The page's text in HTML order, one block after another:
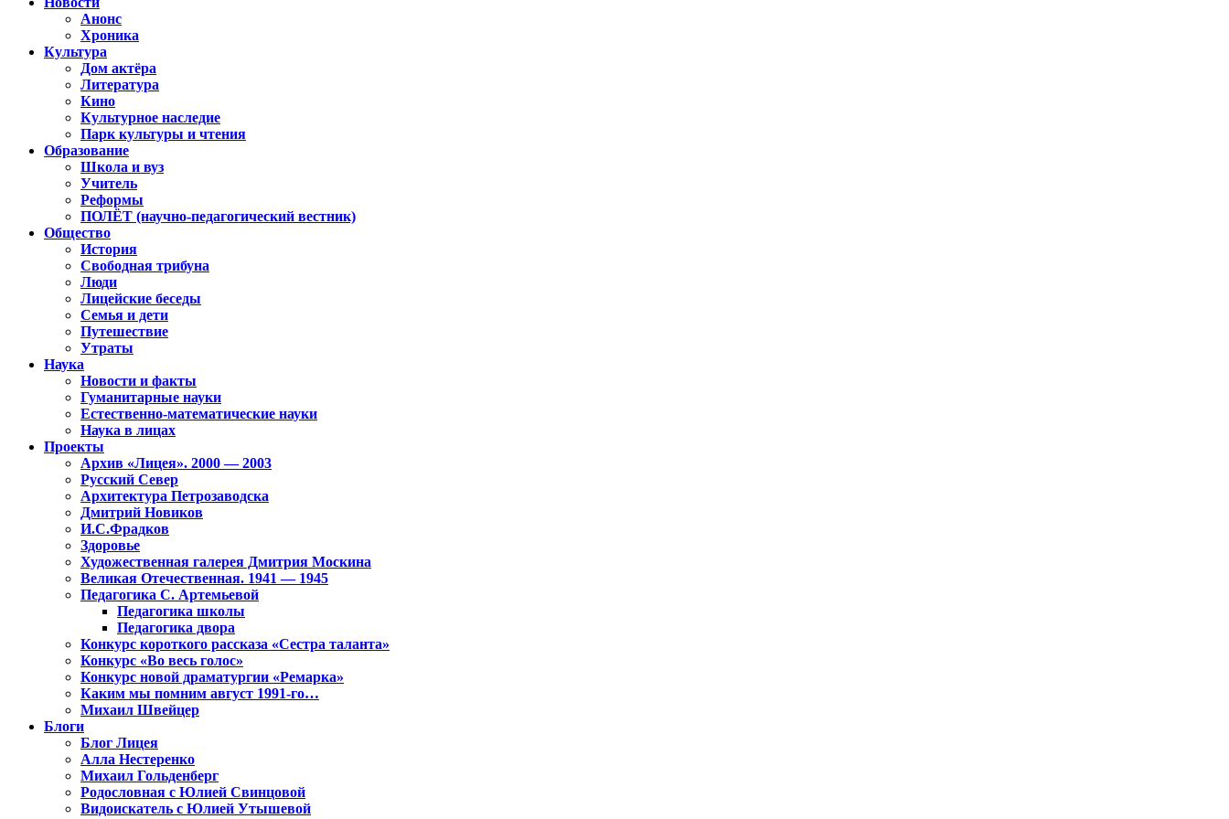
Анонс
Хроника
Культура
Дом актёра
Литература
Кино
Культурное наследие
Парк культуры и чтения
Образование
Школа и вуз
Учитель
Реформы
ПОЛЁТ (научно-педагогический вестник)
Общество
История
Свободная трибуна
Люди
Лицейские беседы
Семья и дети
Путешествие
Утраты
Наука
Новости и факты
Гуманитарные науки
Естественно-математические науки
Наука в лицах
Проекты
Архив «Лицея». 2000 — 2003
Русский Север
Архитектура Петрозаводска
Дмитрий Новиков
И.С.Фрадков
Здоровье
Художественная галерея Дмитрия Москина
Великая Отечественная. 1941 — 1945
Педагогика С. Артемьевой
Педагогика школы
Педагогика двора
Конкурс короткого рассказа «Сестра таланта»
Конкурс «Во весь голос»
Конкурс новой драматургии «Ремарка»
Каким мы помним август 1991-го…
Михаил Швейцер
Блоги
Блог Лицея
Алла Нестеренко
Михаил Гольденберг
Родословная с Юлией Свинцовой
Видоискатель с Юлией Утышевой